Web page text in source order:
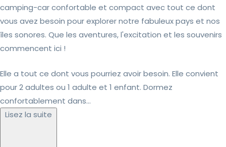
camping-car confortable et compact avec tout ce dont
vous avez besoin pour explorer notre fabuleux pays et nos
îles sonores. Que les aventures, l'excitation et les souvenirs
commencent ici !
Elle a tout ce dont vous pourriez avoir besoin. Elle convient
pour 2 adultes ou 1 adulte et 1 enfant. Dormez
confortablement dans...
Lisez la suite